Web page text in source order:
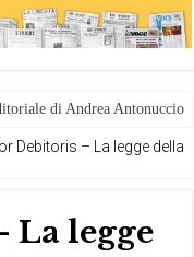
di Andrea Antonuccio
Debitoris – La legge della
La legge